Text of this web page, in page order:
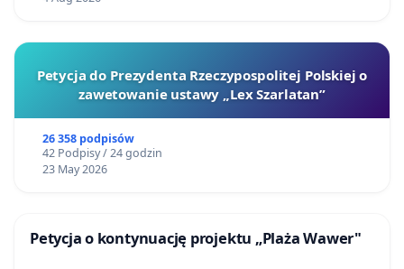
Petycja do Prezydenta Rzeczypospolitej Polskiej o
zawetowanie ustawy „Lex Szarlatan”
26 358 podpisów
42 Podpisy / 24 godzin
23 May 2026
Petycja o kontynuację projektu „Plaża Wawer"